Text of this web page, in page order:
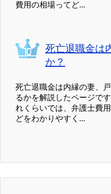
費用の相場ってど...
死亡退職金は
か？
死亡退職金は内縁の妻、
るかを解説したページで
れくらいでは、弁護士費
どをわかりやすく...